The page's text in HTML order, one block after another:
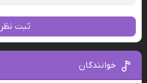
ثبت نظر
خوانندگان